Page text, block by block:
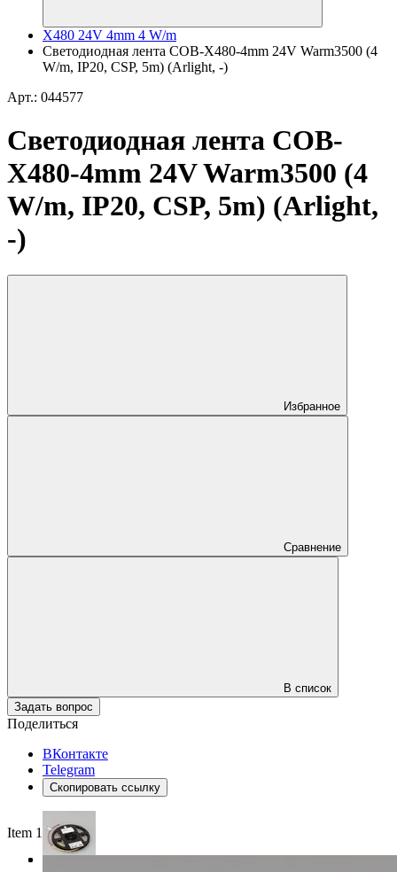
X480 24V 4mm 4 W/m
Светодиодная лента COB-X480-4mm 24V Warm3500 (4
W/m, IP20, CSP, 5m) (Arlight, -)
Арт.: 044577
Светодиодная лента COB-
X480-4mm 24V Warm3500 (4
W/m, IP20, CSP, 5m) (Arlight,
-)
Избранное
Сравнение
В список
Задать вопрос
Поделиться
ВКонтакте
Telegram
Скопировать ссылку
Item 1 of 3